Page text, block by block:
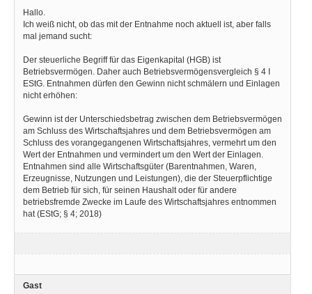
Hallo.
Ich weiß nicht, ob das mit der Entnahme noch aktuell ist, aber falls
mal jemand sucht:
Der steuerliche Begriff für das Eigenkapital (HGB) ist
Betriebsvermögen. Daher auch Betriebsvermögensvergleich § 4 I
EStG. Entnahmen dürfen den Gewinn nicht schmälern und Einlagen
nicht erhöhen:
Gewinn ist der Unterschiedsbetrag zwischen dem Betriebsvermögen
am Schluss des Wirtschaftsjahres und dem Betriebsvermögen am
Schluss des vorangegangenen Wirtschaftsjahres, vermehrt um den
Wert der Entnahmen und vermindert um den Wert der Einlagen.
Entnahmen sind alle Wirtschaftsgüter (Barentnahmen, Waren,
Erzeugnisse, Nutzungen und Leistungen), die der Steuerpflichtige
dem Betrieb für sich, für seinen Haushalt oder für andere
betriebsfremde Zwecke im Laufe des Wirtschaftsjahres entnommen
hat (EStG; § 4; 2018)
Gast